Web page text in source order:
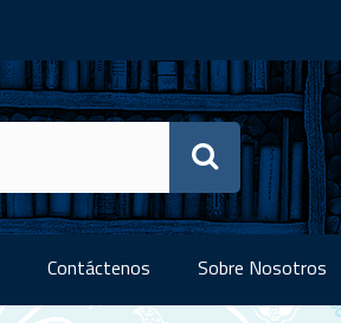
Contáctenos Sobre Nosotros